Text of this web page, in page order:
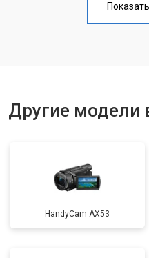
Другие модели
HandyCam AX53